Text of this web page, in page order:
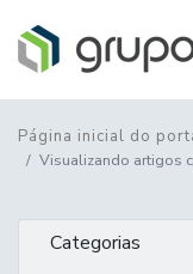
Página inicial do
Visualizando artigos
Categorias